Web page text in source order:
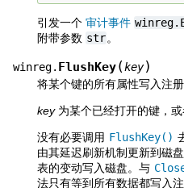
引发一个 审计事件
附带参数 str。
winreg. FlushKey(key)
将某个键的所有属性写入注册
key为某个已经打开的键，
没有必要调用 FlushKey()
由其延迟刷新机制更新到磁
表的变动写入磁盘。与
法只有等到所有数据都写入